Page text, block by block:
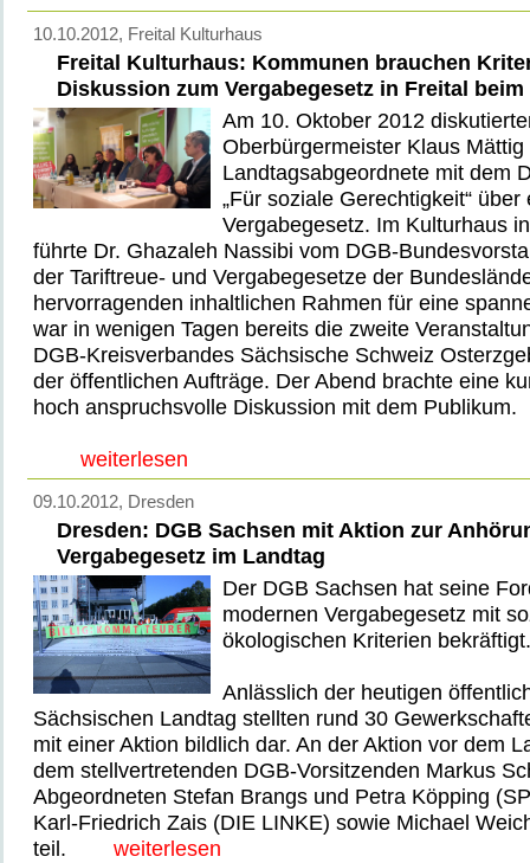
10.10.2012, Freital Kulturhaus
Freital Kulturhaus: Kommunen brauchen
Diskussion zum Vergabegesetz in Freital beim
Am 10. Oktober 2012
Oberbürgermeister Klaus Mättig
Landtagsabgeordnete mit dem
„Für soziale Gerechtigkeit“
Vergabegesetz. Im Kulturhaus
führte Dr. Ghazaleh Nassibi vom DGB-
der Tariftreue- und Vergabegesetze der
hervorragenden inhaltlichen Rahmen für eine
war in wenigen Tagen bereits die zweite
DGB-Kreisverbandes Sächsische Schweiz
der öffentlichen Aufträge. Der Abend brachte eine
hoch anspruchsvolle Diskussion mit dem Publikum.
weiterlesen
09.10.2012, Dresden
Dresden: DGB Sachsen mit Aktion zur
Vergabegesetz im Landtag
Der DGB Sachsen hat seine
modernen Vergabegesetz mit
ökologischen Kriterien bekräftigt.
Anlässlich der heutigen
Sächsischen Landtag stellten rund 30
mit einer Aktion bildlich dar. An der Aktion vor dem
dem stellvertretenden DGB-Vorsitzenden Markus
Abgeordneten Stefan Brangs und Petra Köpping
Karl-Friedrich Zais (DIE LINKE) sowie Michael
teil.
weiterlesen